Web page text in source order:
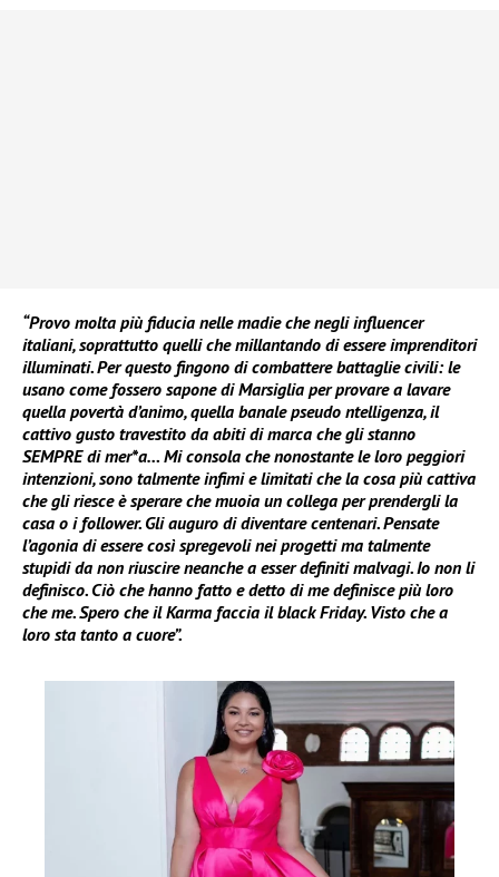
“Provo molta più fiducia nelle madie che negli influencer
italiani, soprattutto quelli che millantando di essere imprenditori
illuminati. Per questo fingono di combattere battaglie civili: le
usano come fossero sapone di Marsiglia per provare a lavare
quella povertà d’animo, quella banale pseudo ntelligenza, il
cattivo gusto travestito da abiti di marca che gli stanno
SEMPRE di mer*a… Mi consola che nonostante le loro peggiori
intenzioni, sono talmente infimi e limitati che la cosa più cattiva
che gli riesce è sperare che muoia un collega per prendergli la
casa o i follower. Gli auguro di diventare centenari. Pensate
l’agonia di essere così spregevoli nei progetti ma talmente
stupidi da non riuscire neanche a esser definiti malvagi. Io non li
definisco. Ciò che hanno fatto e detto di me definisce più loro
che me. Spero che il Karma faccia il black Friday. Visto che a
loro sta tanto a cuore”.